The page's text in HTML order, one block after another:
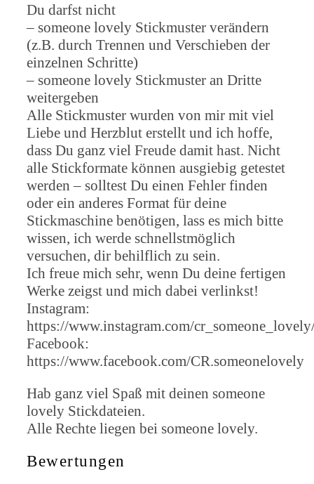
Du darfst nicht
– someone lovely Stickmuster verändern
(z.B. durch Trennen und Verschieben der
einzelnen Schritte)
– someone lovely Stickmuster an Dritte
weitergeben
Alle Stickmuster wurden von mir mit viel
Liebe und Herzblut erstellt und ich hoffe,
dass Du ganz viel Freude damit hast. Nicht
alle Stickformate können ausgiebig getestet
werden – solltest Du einen Fehler finden
oder ein anderes Format für deine
Stickmaschine benötigen, lass es mich bitte
wissen, ich werde schnellstmöglich
versuchen, dir behilflich zu sein.
Ich freue mich sehr, wenn Du deine fertigen
Werke zeigst und mich dabei verlinkst!
Instagram:
https://www.instagram.com/
Facebook:
https://www.facebook.com/CR.someonelovely
Hab ganz viel Spaß mit deinen someone
lovely Stickdateien.
Alle Rechte liegen bei someone lovely.
Bewertungen